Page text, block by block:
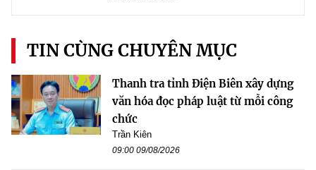
TIN CÙNG CHUYÊN MỤC
Thanh tra tỉnh Điện Biên xây dựng
văn hóa đọc pháp luật từ mỗi công
chức
Trần Kiên
09:00 09/08/2026